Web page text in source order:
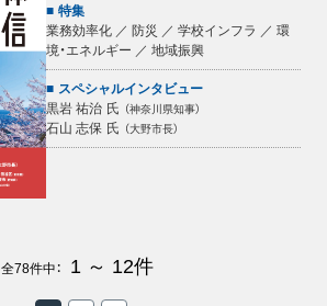
特集
業務効率化 ／ 防災 ／ 学校インフラ ／ 環
境・エネルギー ／ 地域振興
スペシャルインタビュー
黒岩 祐治 氏 （神奈川県知事）
石山 志保 氏 （大野市長）
全78件中： 1 ～ 12件